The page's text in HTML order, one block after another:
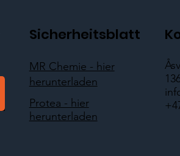
Sicherheitsblatt
MR Chemie - hier
herunterladen
Protea - hier
herunterladen